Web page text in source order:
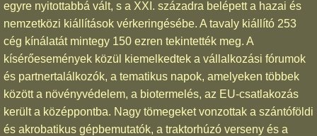
egyre nyitottabbá vált, s a XXI. századra belépett a hazai és
nemzetközi kiállítások vérkeringésébe. A tavaly kiállító 253
cég kínálatát mintegy 150 ezren tekintették meg. A
kísérőesemények közül kiemelkedtek a vállalkozási fórumok
és partnertalálkozók, a tematikus napok, amelyeken többek
között a növényvédelem, a biotermelés, az EU-csatlakozás
került a középpontba. Nagy tömegeket vonzottak a szántóföldi
és akrobatikus gépbemutatók, a traktorhúzó verseny és a